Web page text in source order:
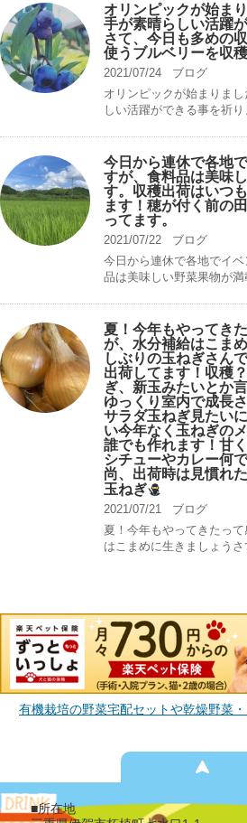
オリンピックが始ま
手が素晴らしい活躍
さて、今日も多めの
使うブルベリーを収
2021/07/24
ブログ
オリンピックが始まりま
しい活躍ができる事を祈り
今日から連休で各地
すが、食料品は美味
す。収穫出荷はいつ
ます！穂が付く前の
ってます。
2021/07/22
ブログ
今日から連休で各地でイ
品は美味しい野菜果物が満
夏！今年もやってき
が、水分補給はこま
しぶりの玉ねぎさん
出荷してます！収穫
ぎ、新玉みたいとか
ゆっくり室内で成長
サラダ玉ねぎ見たい
い今年なく玉ねぎの
誰でも作れます！甘
シチューやカレー何
尚、出荷時は見慣れ
玉ねぎ
2021/07/21
ブログ
夏！今年もやってきたっ
はこまめに生きましょう
有機栽培の野菜宅配セットや乾燥野菜
■所在地